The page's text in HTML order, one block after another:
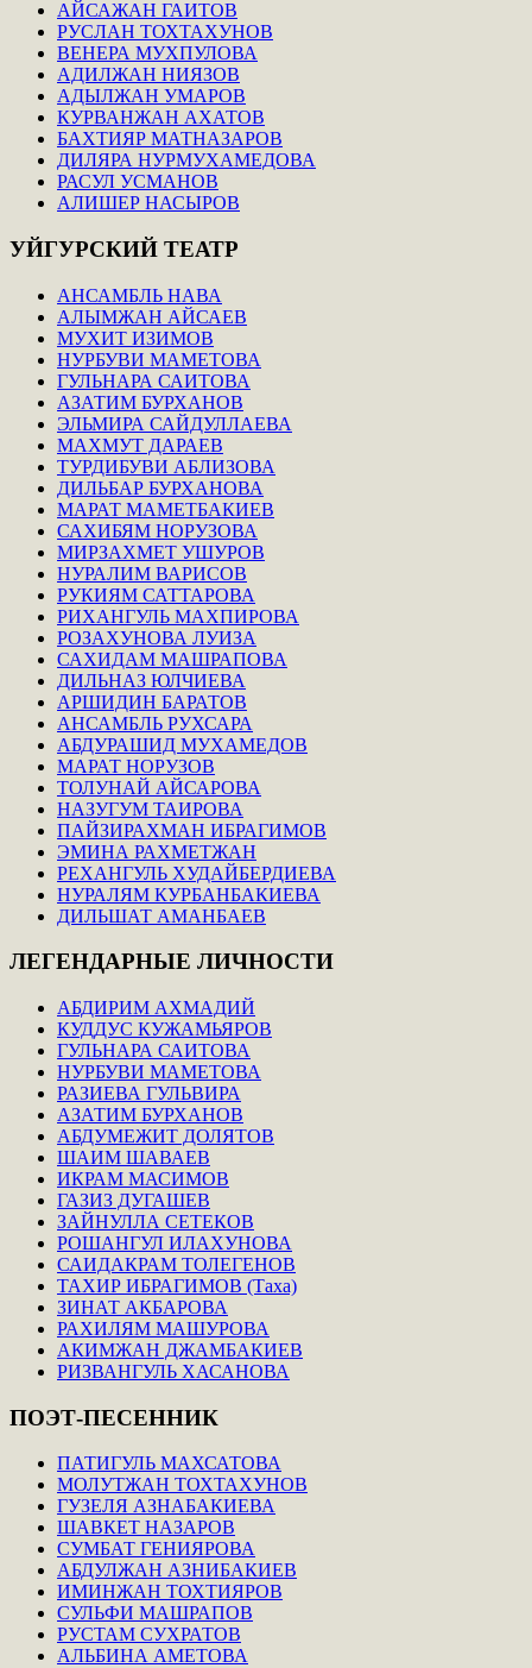
АЙСАЖАН ГАИТОВ
РУСЛАН ТОХТАХУНОВ
ВЕНЕРА МУХПУЛОВА
АДИЛЖАН НИЯЗОВ
АДЫЛЖАН УМАРОВ
КУРВАНЖАН АХАТОВ
БАХТИЯР МАТНАЗАРОВ
ДИЛЯРА НУРМУХАМЕДОВА
РАСУЛ УСМАНОВ
АЛИШЕР НАСЫРОВ
УЙГУРСКИЙ ТЕАТР
АНСАМБЛЬ НАВА
АЛЫМЖАН АЙСАЕВ
МУХИТ ИЗИМОВ
НУРБУВИ МАМЕТОВА
ГУЛЬНАРА САИТОВА
АЗАТИМ БУРХАНОВ
ЭЛЬМИРА САЙДУЛЛАЕВА
МАХМУТ ДАРАЕВ
ТУРДИБУВИ АБЛИЗОВА
ДИЛЬБАР БУРХАНОВА
МАРАТ МАМЕТБАКИЕВ
САХИБЯМ НОРУЗОВА
МИРЗАХМЕТ УШУРОВ
НУРАЛИМ ВАРИСОВ
РУКИЯМ САТТАРОВА
РИХАНГУЛЬ МАХПИРОВА
РОЗАХУНОВА ЛУИЗА
САХИДАМ МАШРАПОВА
ДИЛЬНАЗ ЮЛЧИЕВА
АРШИДИН БАРАТОВ
АНСАМБЛЬ РУХСАРА
АБДУРАШИД МУХАМЕДОВ
МАРАТ НОРУЗОВ
ТОЛУНАЙ АЙСАРОВА
НАЗУГУМ ТАИРОВА
ПАЙЗИРАХМАН ИБРАГИМОВ
ЭМИНА РАХМЕТЖАН
РЕХАНГУЛЬ ХУДАЙБЕРДИЕВА
НУРАЛЯМ КУРБАНБАКИЕВА
ДИЛЬШАТ АМАНБАЕВ
ЛЕГЕНДАРНЫЕ ЛИЧНОСТИ
АБДИРИМ АХМАДИЙ
КУДДУС КУЖАМЬЯРОВ
ГУЛЬНАРА САИТОВА
НУРБУВИ МАМЕТОВА
РАЗИЕВА ГУЛЬВИРА
АЗАТИМ БУРХАНОВ
АБДУМЕЖИТ ДОЛЯТОВ
ШАИМ ШАВАЕВ
ИКРАМ МАСИМОВ
ГАЗИЗ ДУГАШЕВ
ЗАЙНУЛЛА СЕТЕКОВ
РОШАНГУЛ ИЛАХУНОВА
САИДАКРАМ ТОЛЕГЕНОВ
ТАХИР ИБРАГИМОВ (Таха)
ЗИНАТ АКБАРОВА
РАХИЛЯМ МАШУРОВА
АКИМЖАН ДЖАМБАКИЕВ
РИЗВАНГУЛЬ ХАСАНОВА
ПОЭТ-ПЕСЕННИК
ПАТИГУЛЬ МАХСАТОВА
МОЛУТЖАН ТОХТАХУНОВ
ГУЗЕЛЯ АЗНАБАКИЕВА
ШАВКЕТ НАЗАРОВ
СУМБАТ ГЕНИЯРОВА
АБДУЛЖАН АЗНИБАКИЕВ
ИМИНЖАН ТОХТИЯРОВ
СУЛЬФИ МАШРАПОВ
РУСТАМ СУХРАТОВ
АЛЬБИНА АМЕТОВА